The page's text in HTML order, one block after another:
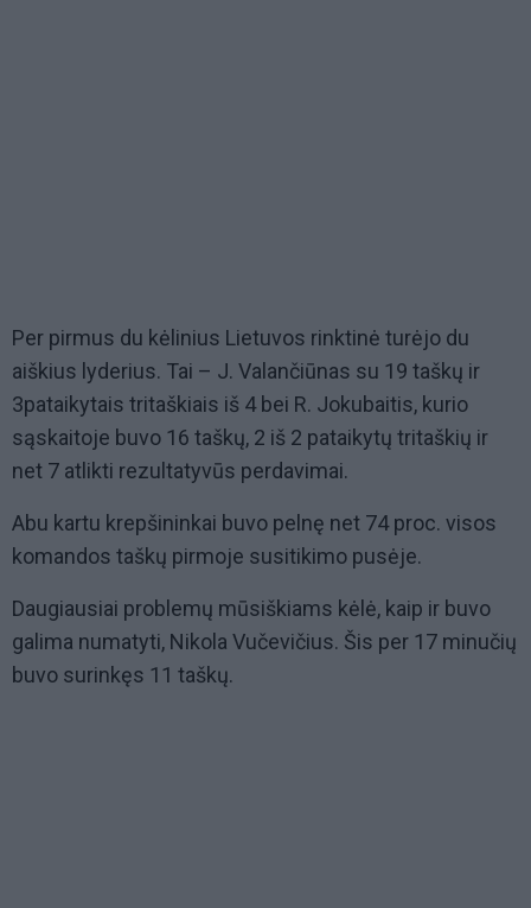
Per pirmus du kėlinius Lietuvos rinktinė turėjo du
aiškius lyderius. Tai – J. Valančiūnas su 19 taškų ir
3pataikytais tritaškiais iš 4 bei R. Jokubaitis, kurio
sąskaitoje buvo 16 taškų, 2 iš 2 pataikytų tritaškių ir
net 7 atlikti rezultatyvūs perdavimai.
Abu kartu krepšininkai buvo pelnę net 74 proc. visos
komandos taškų pirmoje susitikimo pusėje.
Daugiausiai problemų mūsiškiams kėlė, kaip ir buvo
galima numatyti, Nikola Vučevičius. Šis per 17 minučių
buvo surinkęs 11 taškų.